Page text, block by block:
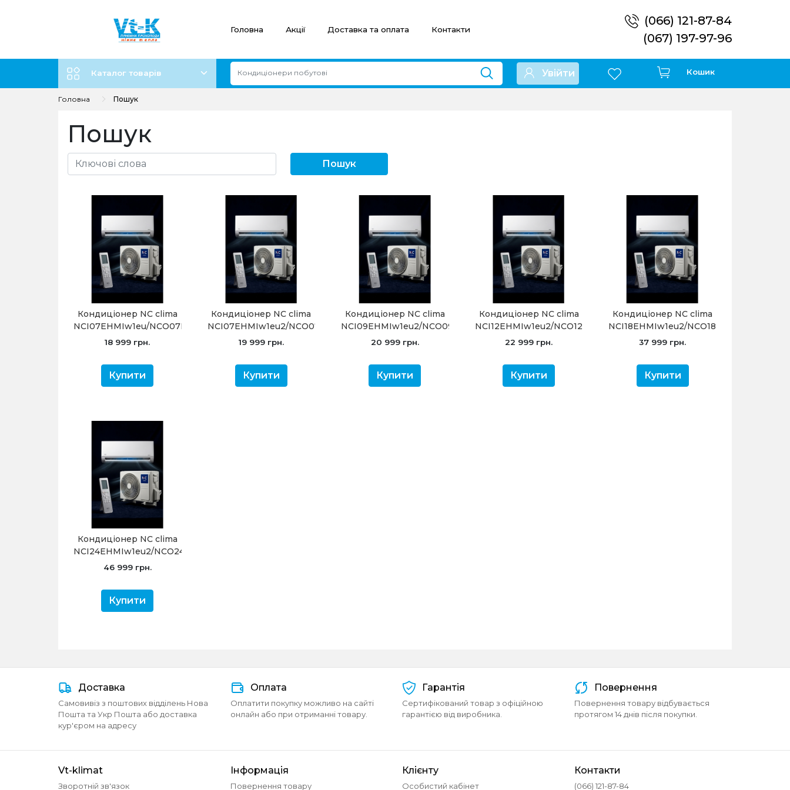
Головна Акції Доставка та оплата Контакти
(066) 121-87-84
(067) 197-97-96
Каталог товарів Увійти Кошик
Головна Пошук
Пошук
Кондиціонер NC clima
NCI07EHMIw1eu/NCO07EHMIw1eu
Manchester (-15С)
18 999 грн.
Купити
Кондиціонер NC clima
NCI07EHMIw1eu2/NCO07EHMIw1eu2
Manchester 2.0 (-20°C)
19 999 грн.
Купити
Кондиціонер NC clima
NCI09EHMIw1eu2/NCO09EHMIw1eu2
Manchester 2.0 (-20°C)
20 999 грн.
Купити
Кондиціонер NC clima
NCI12EHMIw1eu2/NCO12EHMIw1eu2
Manchester 2.0 (-20°C)
22 999 грн.
Купити
Кондиціонер NC clima
NCI18EHMIw1eu2/NCO18EHMIw1eu2
Manchester 2.0 (-20°C)
37 999 грн.
Купити
Кондиціонер NC clima
NCI24EHMIw1eu2/NCO24EHMIw1eu2
Manchester 2.0 (-20°C)
46 999 грн.
Купити
Доставка
Самовивіз з поштових відділень Нова
Пошта та Укр Пошта або доставка
кур'єром на адресу
Оплата
Оплатити покупку можливо на сайті
онлайн або при отриманні товару.
Гарантія
Сертифікований товар з офіційною
гарантією від виробника.
Повернення
Повернення товару відбувається
протягом 14 днів після покупки.
Vt-klimat
Зворотній зв'язок
Інформація
Повернення товару
Клієнту
Особистий кабінет
Контакти
(066) 121-87-84